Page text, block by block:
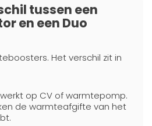
tussen een
en een Duo
Het verschil zit in
op CV of warmtepomp.
de warmteafgifte van het